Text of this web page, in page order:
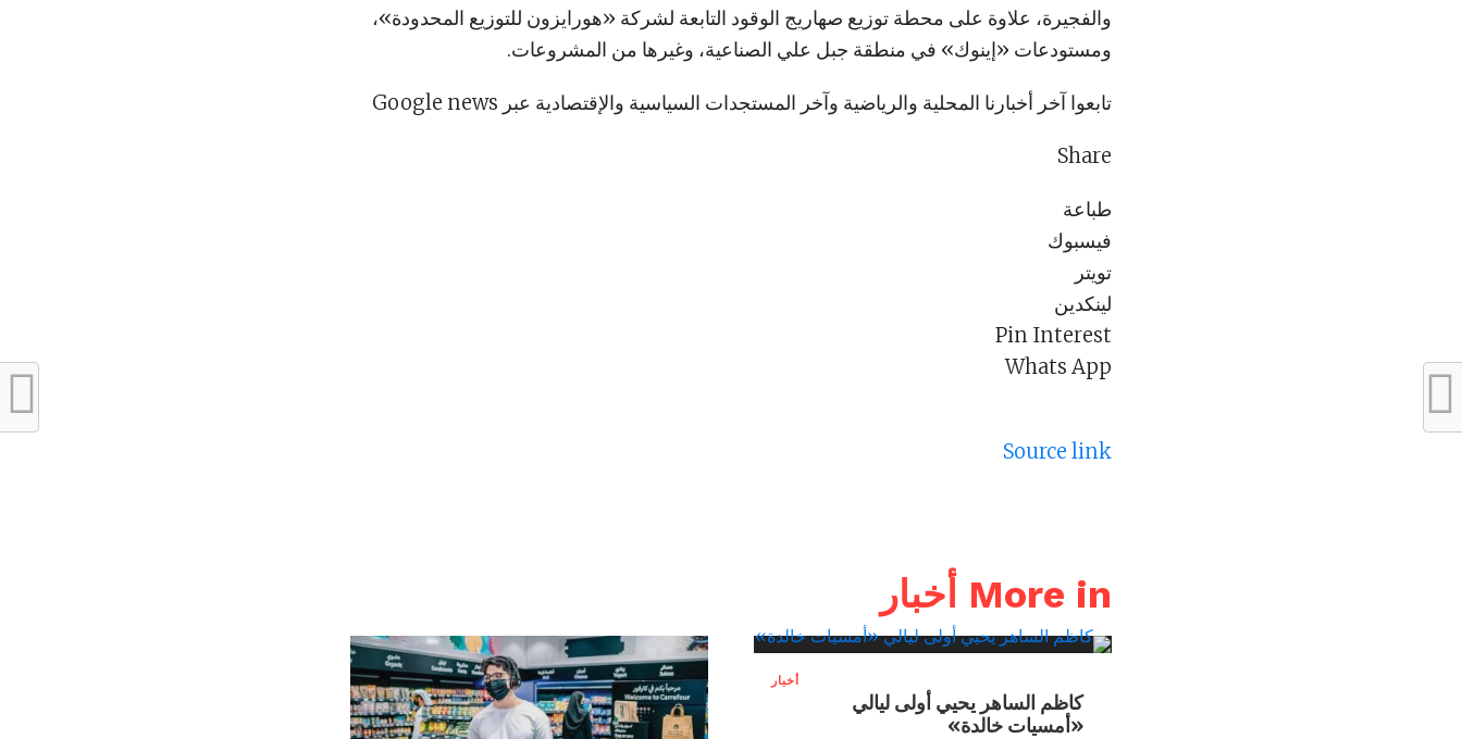
والفجيرة، علاوة على محطة توزيع صهاريج الوقود التابعة لشركة «هورايزون للتوزيع المحدودة»،
ومستودعات «إينوك» في منطقة جبل علي الصناعية، وغيرها من المشروعات.
تابعوا آخر أخبارنا المحلية والرياضية وآخر المستجدات السياسية والإقتصادية عبر Google news
Share
طباعة
فيسبوك
تويتر
لينكدين
Pin Interest
Whats App
Source link
More in أخبار
أخبار
كاظم الساهر يحيي أولى ليالي
«أمسيات خالدة»